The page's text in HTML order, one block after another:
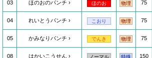
03 ほのおのパンチ ほのお 物理 75
04 れいとうパンチ こおり 物理 75
05 かみなりパンチ でんき 物理 75
08 はかいこうせん ノーマル 特殊 150